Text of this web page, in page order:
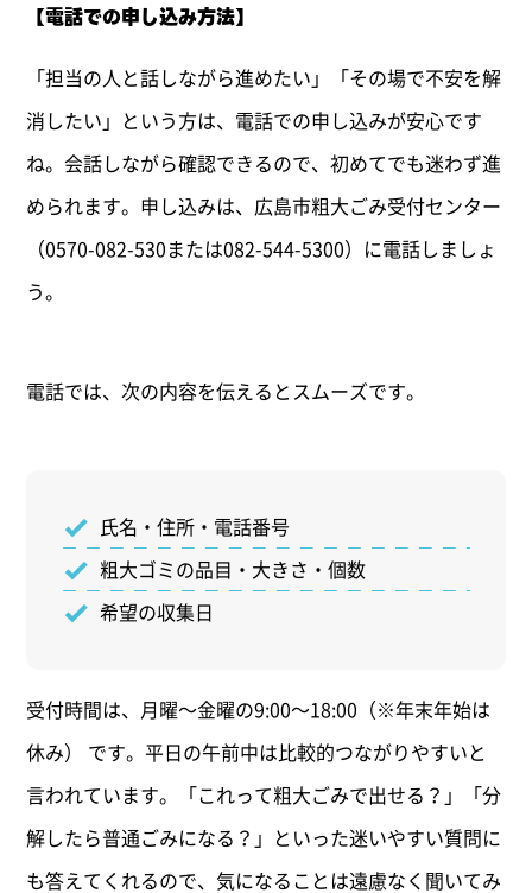
【電話での申し込み方法】
「担当の人と話しながら進めたい」「その場で不安を解
消したい」という方は、電話での申し込みが安心です
ね。会話しながら確認できるので、初めてでも迷わず進
められます。申し込みは、広島市粗大ごみ受付センター
（0570-082-530または082-544-5300）に電話しましょ
う。
電話では、次の内容を伝えるとスムーズです。
氏名・住所・電話番号
粗大ゴミの品目・大きさ・個数
希望の収集日
受付時間は、月曜〜金曜の9:00〜18:00（※年末年始は
休み） です。平日の午前中は比較的つながりやすいと
言われています。「これって粗大ごみで出せる？」「分
解したら普通ごみになる？」といった迷いやすい質問に
も答えてくれるので、気になることは遠慮なく聞いてみ